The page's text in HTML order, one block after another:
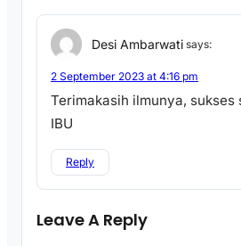
Desi Ambarwati says:
2 September 2023 at 4:16 pm
Terimakasih ilmunya, sukses
IBU
Reply
Leave A Reply